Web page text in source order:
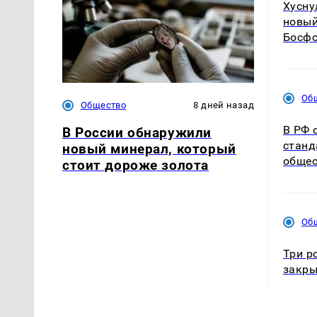
Общество 8 дней назад
В России обнаружили
новый минерал, который
стоит дороже золота
В РФ
Три